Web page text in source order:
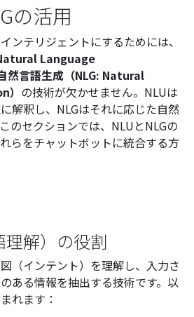
の活用
ンテリジェントにするためには、
Language
然言語生成（NLG: Natural
の技術が欠かせません。NLUは
解釈し、NLGはそれに応じた自然
のセクションでは、NLUとNLGの
らをチャットボットに統合する方
解）の役割
（インテント）を理解し、入力さ
ある情報を抽出する技術です。以
れます：